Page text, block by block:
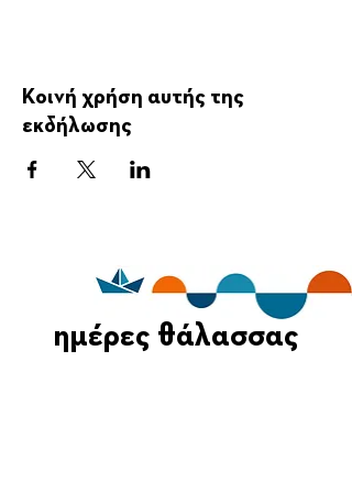
Κοινή χρήση αυτής της
εκδήλωσης
ημέρες θάλασσας